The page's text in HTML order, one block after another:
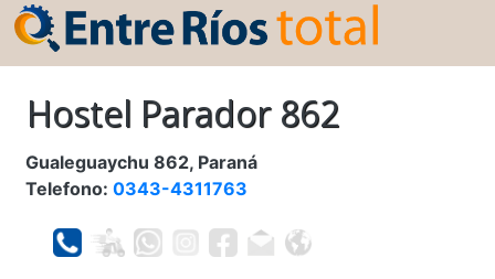
Hostel Parador 862
Gualeguaychu 862, Paraná
Telefono: 0343-4311763